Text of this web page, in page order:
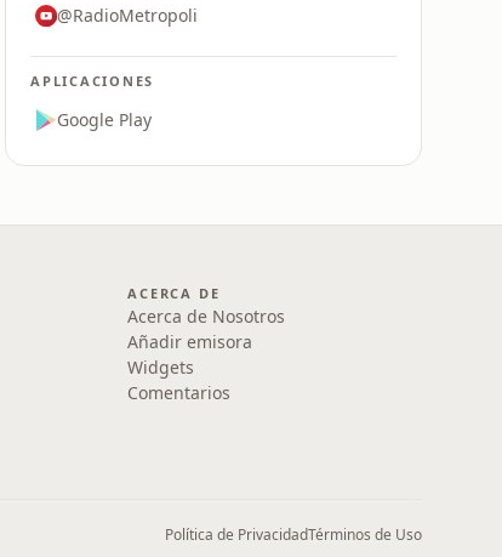
@RadioMetropoli
APLICACIONES
Google Play
ACERCA DE
Acerca de Nosotros
Añadir emisora
Widgets
Comentarios
Política de PrivacidadTérminos de Uso